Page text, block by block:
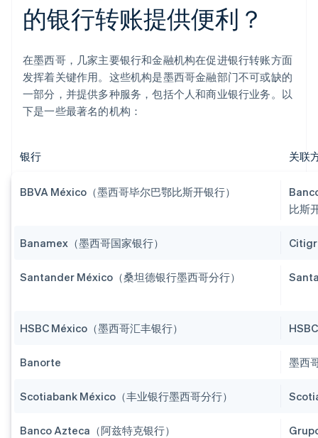
的银行转账提供便利？
在墨西哥，几家主要银行和金融机构在促进银行转账方面
发挥着关键作用。这些机构是墨西哥金融部门不可或缺的
一部分，并提供多种服务，包括个人和商业银行业务。以
下是一些最著名的机构：
银行 关联
BBVA México（墨西哥毕尔巴鄂比斯开银行）
比斯
Banamex（墨西哥国家银行）
Santander México（桑坦德银行墨西哥分行）
HSBC México（墨西哥汇丰银行）
Banorte 墨西
Scotiabank México（丰业银行墨西哥分行）
Banco Azteca（阿兹特克银行）